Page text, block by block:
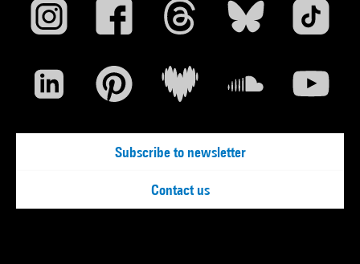
Subscribe to newsletter
Contact us